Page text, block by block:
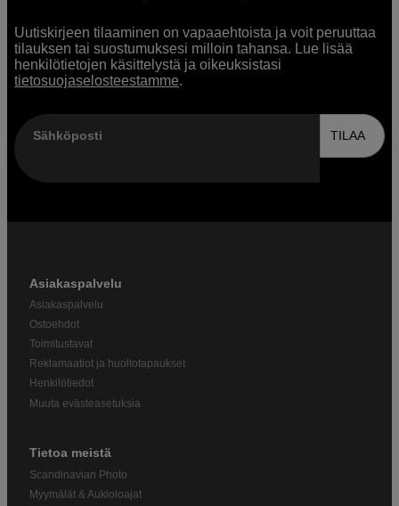
Uutiskirjeen tilaaminen on vapaaehtoista ja voit peruuttaa
tilauksen tai suostumuksesi milloin tahansa. Lue lisää
henkilötietojen käsittelystä ja oikeuksistasi
tietosuojaselosteestamme.
Sähköposti TILAA
Asiakaspalvelu
Asiakaspalvelu
Ostoehdot
Toimitustavat
Reklamaatiot ja huoltotapaukset
Henkilötiedot
Muuta evästeasetuksia
Tietoa meistä
Scandinavian Photo
Myymälät & Aukioloajat